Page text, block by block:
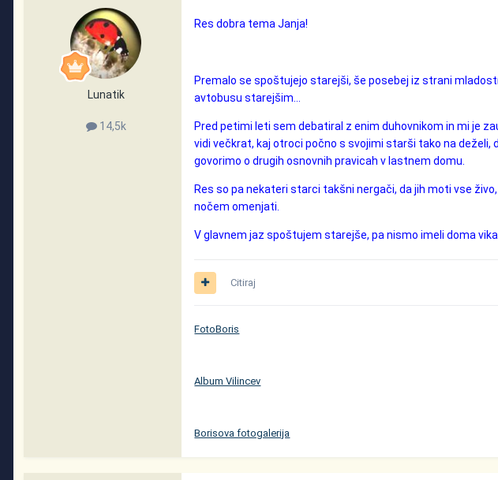
Lunatik
14,5k
Res dobra tema Janja!
Premalo se spoštujejo starejši, še posebej iz strani
avtobusu starejšim...
Pred petimi leti sem debatiral z enim duhovnikom in mi je
vidi večkrat, kaj otroci počno s svojimi starši tako na deželi,
govorimo o drugih osnovnih pravicah v lastnem domu.
Res so pa nekateri starci takšni nergači, da jih moti vse
nočem omenjati.
V glavnem jaz spoštujem starejše, pa nismo imeli doma
Citiraj
FotoBoris
Album Vilincev
Borisova fotogalerija